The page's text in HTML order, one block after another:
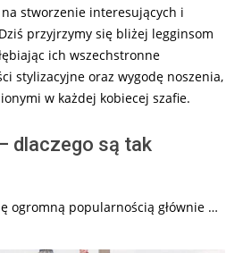
stworzenie interesujących i
przyjrzymy się bliżej legginsom
ich wszechstronne
stylizacyjne oraz wygodę noszenia,
w każdej kobiecej szafie.
dlaczego są tak
ogromną popularnością głównie …